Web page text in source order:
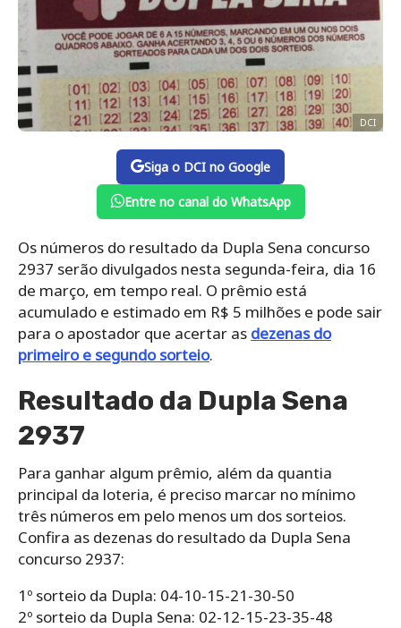
DCI
Siga o DCI no Google
Entre no canal do WhatsApp
Os números do resultado da Dupla Sena concurso
2937 serão divulgados nesta segunda-feira, dia 16
de março, em tempo real. O prêmio está
acumulado e estimado em R$ 5 milhões e pode sair
para o apostador que acertar as dezenas do
primeiro e segundo sorteio.
Resultado da Dupla Sena
2937
Para ganhar algum prêmio, além da quantia
principal da loteria, é preciso marcar no mínimo
três números em pelo menos um dos sorteios.
Confira as dezenas do resultado da Dupla Sena
concurso 2937:
1º sorteio da Dupla: 04-10-15-21-30-50
2º sorteio da Dupla Sena: 02-12-15-23-35-48